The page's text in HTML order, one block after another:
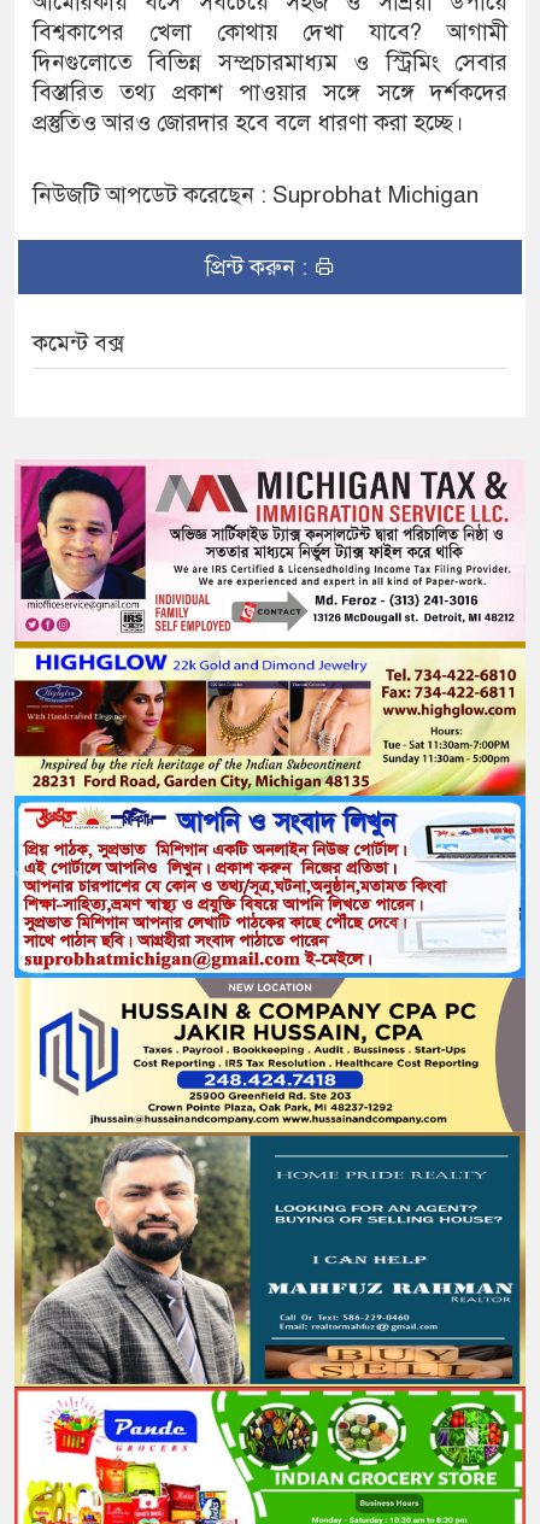
বিশ্বকাপের খেলা কোথায় দেখা যাবে? আগামী
দিনগুলোতে বিভিন্ন সম্প্রচারমাধ্যম ও স্ট্রিমিং সেবার
বিস্তারিত তথ্য প্রকাশ পাওয়ার সঙ্গে সঙ্গে দর্শকদের
প্রস্তুতিও আরও জোরদার হবে বলে ধারণা করা হচ্ছে।
নিউজটি আপডেট করেছেন : Suprobhat Michigan
প্রিন্ট করুন :
কমেন্ট বক্স